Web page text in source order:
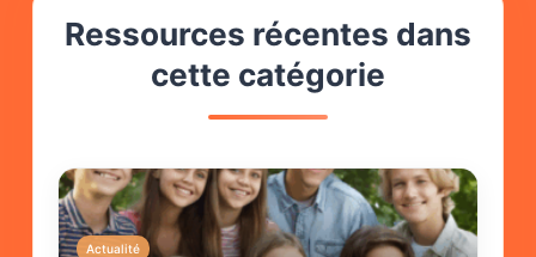
Ressources récentes dans
cette catégorie
Actualité